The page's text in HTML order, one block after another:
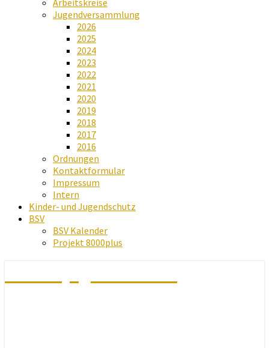
Arbeitskreise
Jugendversammlung
2026
2025
2024
2023
2022
2021
2020
2019
2018
2017
2016
Ordnungen
Kontaktformular
Impressum
Intern
Kinder- und Jugendschutz
BSV
BSV Kalender
Projekt 8000plus